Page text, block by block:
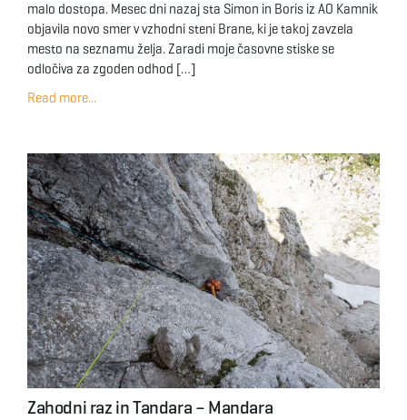
malo dostopa. Mesec dni nazaj sta Simon in Boris iz AO Kamnik
objavila novo smer v vzhodni steni Brane, ki je takoj zavzela
mesto na seznamu želja. Zaradi moje časovne stiske se
odločiva za zgoden odhod […]
Read more...
Zahodni raz in Tandara – Mandara